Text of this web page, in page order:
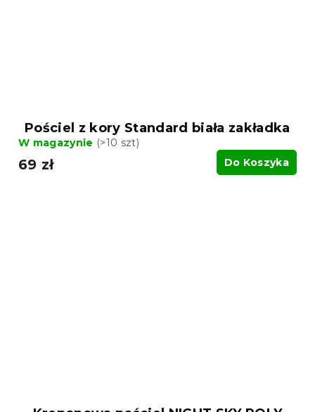
Pościel z kory Standard biała zakładka
W magazynie (>10 szt)
69 zł Do Koszyka